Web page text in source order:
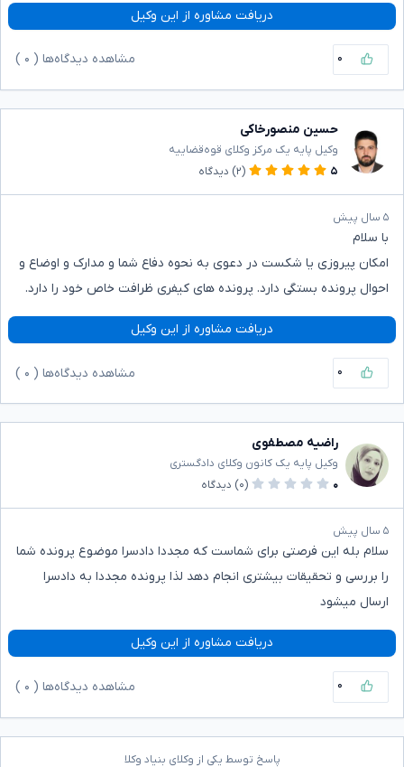
دریافت مشاوره از این وکیل
۰ مشاهده دیدگاه‌ها ( ۰
حسین منصورخاکی
وکیل پایه یک مرکز وکلای قوه‌قضاییه
۵
(۲) دیدگاه
۵ سال پیش
با سلام
امکان پیروزی یا شکست در دعوی به نحوه دفاع شما و مدارک و اوضاع و
احوال پرونده بستگی دارد. پرونده های کیفری ظرافت خاص خود را دارد.
دریافت مشاوره از این وکیل
۰ مشاهده دیدگاه‌ها ( ۰
راضیه مصطفوی
وکیل پایه یک کانون وکلای دادگستری
۰
(۰) دیدگاه
۵ سال پیش
سلام بله این فرصتی برای شماست که مجددا دادسرا موضوع پرونده شما
را بررسی و تحقیقات بیشتری انجام دهد لذا پرونده مجددا به دادسرا
ارسال میشود
دریافت مشاوره از این وکیل
۰ مشاهده دیدگاه‌ها ( ۰
پاسخ توسط یکی از وکلای بنیاد وکلا